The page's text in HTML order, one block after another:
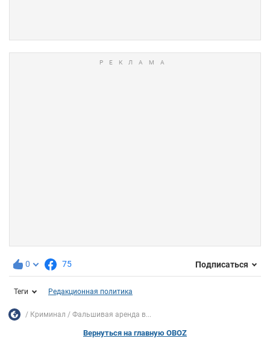
0 75 Подписаться
Теги Редакционная политика
Криминал Фальшивая аренда в...
Вернуться на главную OBOZ